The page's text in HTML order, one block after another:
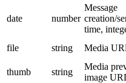
date number
Message
creation/
time,
file string Media
thumb
string
Media
image